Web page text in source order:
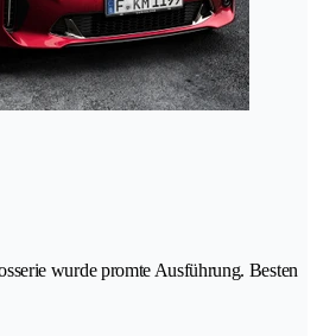
wurde promte Ausführung. Besten